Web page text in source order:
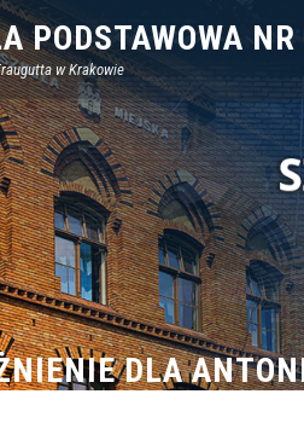
PODSTAWOWA NR
w Krakowie
DLA